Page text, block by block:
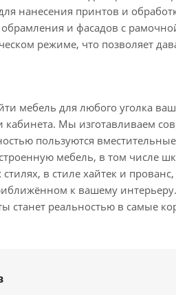
нанесения принтов и
и фасадов с
режиме, что позволяет
для любого уголка
Мы изготавливаем
пользуются
мебель, в том числе
в стиле хайтек и
к вашему
реальностью в самые